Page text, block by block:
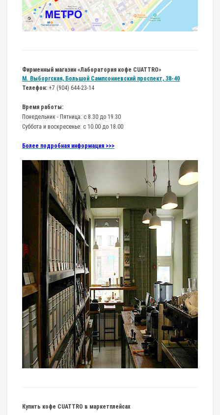
Фирменный магазин «Лаборатория кофе CUATTRO»
М. Выборгская, Большой Сампсониевский проспект, 38-40
Телефон: +7 (904) 644-23-14
Время работы:
Понедельник - Пятница: с 8.30 до 19.30
Суббота и воскресенье: с 10.00 до 18.00
Более подробная информация >>>
Купить кофе CUATTRO в маркетплейсах